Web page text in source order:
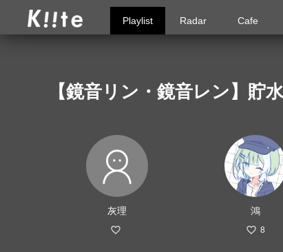
Playlist Radar Cafe
【鏡音リン・鏡音レン】貯
灰理 鴻
8